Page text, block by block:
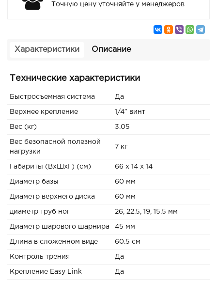
Точную цену уточняйте у менеджеров
Характеристики Описание
Технические характеристики
Быстросъемная система Да
Верхнее крепление 1/4″ винт
Вес (кг) 3.05
Вес безопасной полезной
нагрузки
7 кг
Габариты (ВxШxГ) (см) 66 x 14 x 14
Диаметр базы 60 мм
Диаметр верхнего диска 60 мм
диаметр труб ног 26, 22.5, 19, 15.5 мм
Диаметр шарового шарнира 45 мм
Длина в сложенном виде 60.5 см
Контроль трения Да
Крепление Easy Link Да